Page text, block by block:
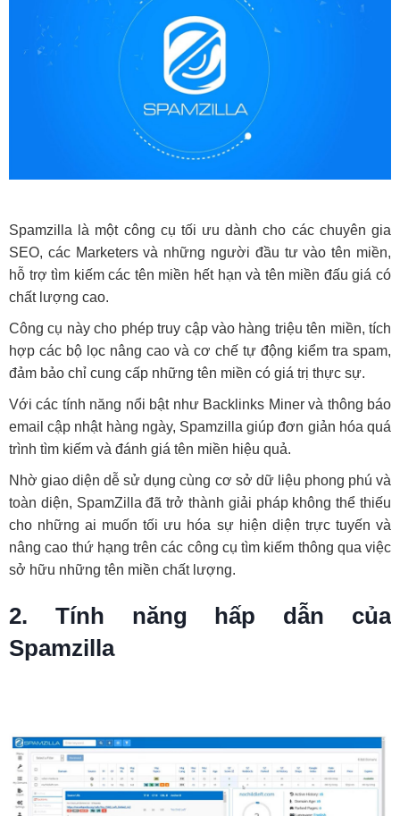
Spamzilla là một công cụ tối ưu dành cho các chuyên gia
SEO, các Marketers và những người đầu tư vào tên miền,
hỗ trợ tìm kiếm các tên miền hết hạn và tên miền đấu giá có
chất lượng cao.
Công cụ này cho phép truy cập vào hàng triệu tên miền, tích
hợp các bộ lọc nâng cao và cơ chế tự động kiểm tra spam,
đảm bảo chỉ cung cấp những tên miền có giá trị thực sự.
Với các tính năng nổi bật như Backlinks Miner và thông báo
email cập nhật hàng ngày, Spamzilla giúp đơn giản hóa quá
trình tìm kiếm và đánh giá tên miền hiệu quả.
Nhờ giao diện dễ sử dụng cùng cơ sở dữ liệu phong phú và
toàn diện, SpamZilla đã trở thành giải pháp không thể thiếu
cho những ai muốn tối ưu hóa sự hiện diện trực tuyến và
nâng cao thứ hạng trên các công cụ tìm kiếm thông qua việc
sở hữu những tên miền chất lượng.
2. Tính năng hấp dẫn của
Spamzilla